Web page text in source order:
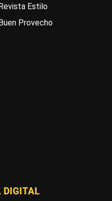
Estilo
Provecho
DIGITAL